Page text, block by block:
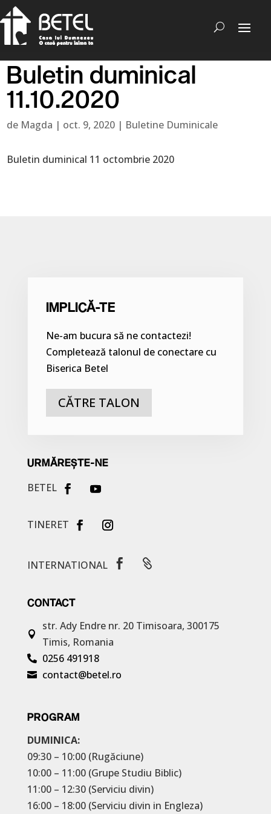
Buletin duminical
11.10.2020
de Magda | oct. 9, 2020 | Buletine Duminicale
Buletin duminical 11 octombrie 2020
IMPLICĂ-TE
Ne-am bucura să ne contactezi!
Completează talonul de conectare cu
Biserica Betel
CĂTRE TALON
URMĂREȘTE-NE
BETEL
TINERET
INTERNATIONAL  
CONTACT

str. Ady Endre nr. 20 Timisoara, 300175
Timis, Romania
 0256 491918
 contact@betel.ro
PROGRAM
DUMINICA:
09:30 – 10:00 (Rugăciune)
10:00 – 11:00 (Grupe Studiu Biblic)
11:00 – 12:30 (Serviciu divin)
16:00 – 18:00 (Serviciu divin in Engleza)